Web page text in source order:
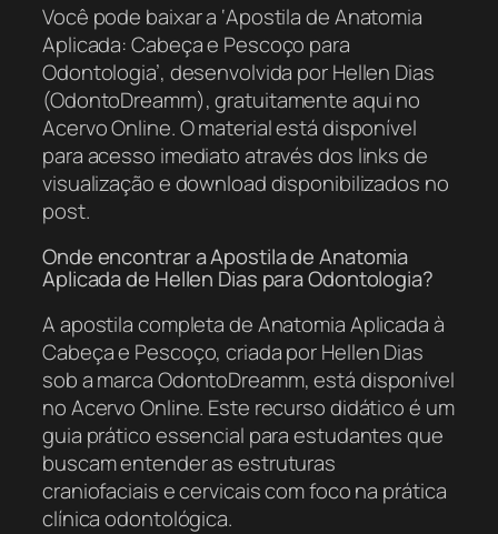
Você pode baixar a ‘Apostila de Anatomia
Aplicada: Cabeça e Pescoço para
Odontologia’, desenvolvida por Hellen Dias
(OdontoDreamm), gratuitamente aqui no
Acervo Online. O material está disponível
para acesso imediato através dos links de
visualização e download disponibilizados no
post.
Onde encontrar a Apostila de Anatomia
Aplicada de Hellen Dias para Odontologia?
A apostila completa de Anatomia Aplicada à
Cabeça e Pescoço, criada por Hellen Dias
sob a marca OdontoDreamm, está disponível
no Acervo Online. Este recurso didático é um
guia prático essencial para estudantes que
buscam entender as estruturas
craniofaciais e cervicais com foco na prática
clínica odontológica.